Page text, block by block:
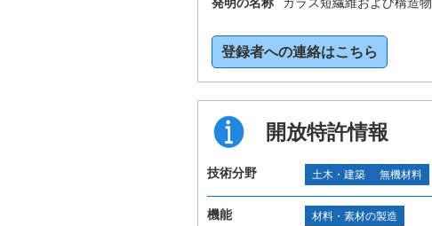
登録者への連絡はこちら
開放特許情報
技術分野 土木・建築 無機材料
機能 材料・素材の製造